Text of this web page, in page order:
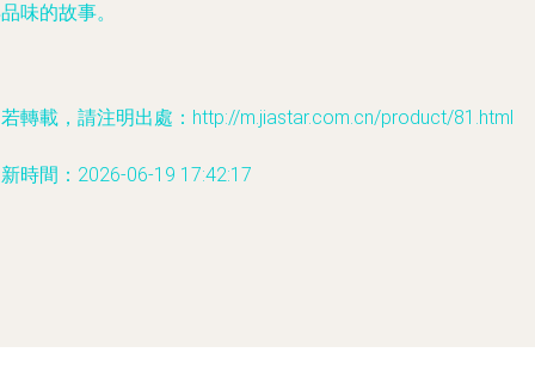
味的故事。
轉載，請注明出處：http://m.jiastar.com.cn/product/81.html
時間：2026-06-19 17:42:17